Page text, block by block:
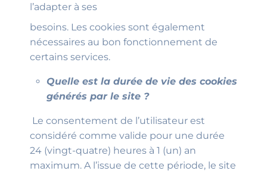
l’adapter à ses
besoins. Les cookies sont également
nécessaires au bon fonctionnement de
certains services.
Quelle est la durée de vie des cookies
générés par le site ?
Le consentement de l’utilisateur est
considéré comme valide pour une durée
24 (vingt-quatre) heures à 1 (un) an
maximum. A l’issue de cette période, le site